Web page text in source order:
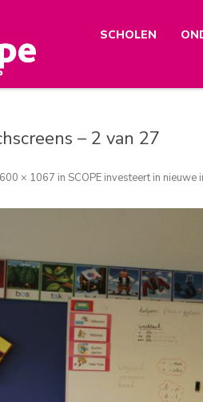
SCHOLEN
– 2 van 27
× 1067 in SCOPE investeert in nieuwe